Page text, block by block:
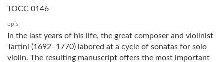
TOCC 0146
opis
In the last years of his life, the great composer and violinist
Tartini (1692–1770) labored at a cycle of sonatas for solo
violin. The resulting manuscript offers the most important